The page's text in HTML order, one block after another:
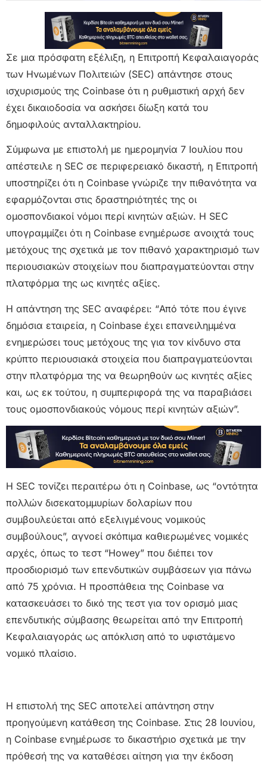
Σε μια πρόσφατη εξέλιξη, η Επιτροπή Κεφαλαιαγοράς
των Ηνωμένων Πολιτειών (SEC) απάντησε στους
ισχυρισμούς της Coinbase ότι η ρυθμιστική αρχή δεν
έχει δικαιοδοσία να ασκήσει δίωξη κατά του
δημοφιλούς ανταλλακτηρίου.
Σύμφωνα με επιστολή με ημερομηνία 7 Ιουλίου που
απέστειλε η SEC σε περιφερειακό δικαστή, η Επιτροπή
υποστηρίζει ότι η Coinbase γνώριζε την πιθανότητα να
εφαρμόζονται στις δραστηριότητές της οι
ομοσπονδιακοί νόμοι περί κινητών αξιών. Η SEC
υπογραμμίζει ότι η Coinbase ενημέρωσε ανοιχτά τους
μετόχους της σχετικά με τον πιθανό χαρακτηρισμό των
περιουσιακών στοιχείων που διαπραγματεύονται στην
πλατφόρμα της ως κινητές αξίες.
Η απάντηση της SEC αναφέρει: “Από τότε που έγινε
δημόσια εταιρεία, η Coinbase έχει επανειλημμένα
ενημερώσει τους μετόχους της για τον κίνδυνο στα
κρύπτο περιουσιακά στοιχεία που διαπραγματεύονται
στην πλατφόρμα της να θεωρηθούν ως κινητές αξίες
και, ως εκ τούτου, η συμπεριφορά της να παραβιάσει
τους ομοσπονδιακούς νόμους περί κινητών αξιών”.
Η SEC τονίζει περαιτέρω ότι η Coinbase, ως “οντότητα
πολλών δισεκατομμυρίων δολαρίων που
συμβουλεύεται από εξελιγμένους νομικούς
συμβούλους”, αγνοεί σκόπιμα καθιερωμένες νομικές
αρχές, όπως το τεστ “Howey” που διέπει τον
προσδιορισμό των επενδυτικών συμβάσεων για πάνω
από 75 χρόνια. Η προσπάθεια της Coinbase να
κατασκευάσει το δικό της τεστ για τον ορισμό μιας
επενδυτικής σύμβασης θεωρείται από την Επιτροπή
Κεφαλαιαγοράς ως απόκλιση από το υφιστάμενο
νομικό πλαίσιο.
Η επιστολή της SEC αποτελεί απάντηση στην
προηγούμενη κατάθεση της Coinbase. Στις 28 Ιουνίου,
η Coinbase ενημέρωσε το δικαστήριο σχετικά με την
πρόθεσή της να καταθέσει αίτηση για την έκδοση